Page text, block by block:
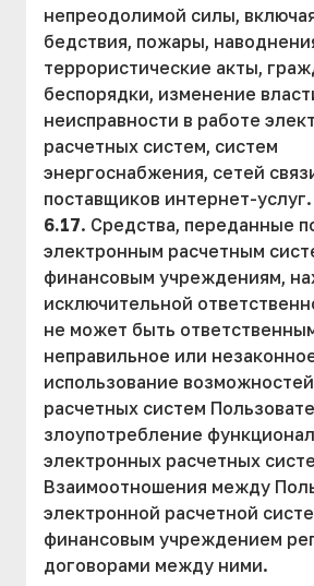
непреодолимой силы,
бедствия, пожары,
террористические акты,
беспорядки, изменение
неисправности в работе
расчетных систем, систем
энергоснабжения, сетей
поставщиков интернет-услуг.
6.17. Средства, переданные
электронным расчетным
финансовым учреждениям,
исключительной
не может быть
неправильное или
использование
расчетных систем
злоупотребление
электронных расчетных
Взаимоотношения между
электронной расчетной
финансовым учреждением
договорами между ними.